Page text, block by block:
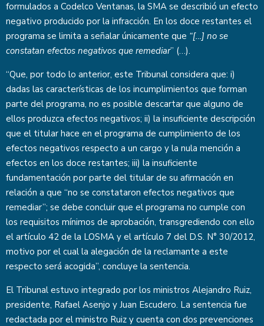
formulados a Codelco Ventanas, la SMA se describió un efecto
negativo producido por la infracción. En los doce restantes el
programa se limita a señalar únicamente que “[…] no se
constatan efectos negativos que remediar” (…).
“Que, por todo lo anterior, este Tribunal considera que: i)
dadas las características de los incumplimientos que forman
parte del programa, no es posible descartar que alguno de
ellos produzca efectos negativos; ii) la insuficiente descripción
que el titular hace en el programa de cumplimiento de los
efectos negativos respecto a un cargo y la nula mención a
efectos en los doce restantes; iii) la insuficiente
fundamentación por parte del titular de su afirmación en
relación a que “no se constataron efectos negativos que
remediar”; se debe concluir que el programa no cumple con
los requisitos mínimos de aprobación, transgrediendo con ello
el artículo 42 de la LOSMA y el artículo 7 del D.S. N° 30/2012,
motivo por el cual la alegación de la reclamante a este
respecto será acogida”, concluye la sentencia.
El Tribunal estuvo integrado por los ministros Alejandro Ruiz,
presidente, Rafael Asenjo y Juan Escudero. La sentencia fue
redactada por el ministro Ruiz y cuenta con dos prevenciones